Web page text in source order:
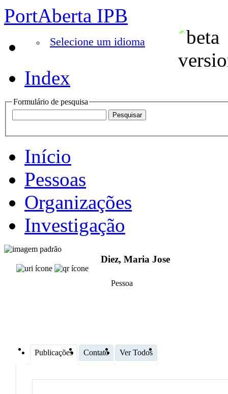
PortAberta IPB
Selecione um idioma
Index
Formulário de pesquisa
Início
Pessoas
Organizações
Investigação
Diez, Maria Jose
Pessoa
Publicações Contato Ver Todos